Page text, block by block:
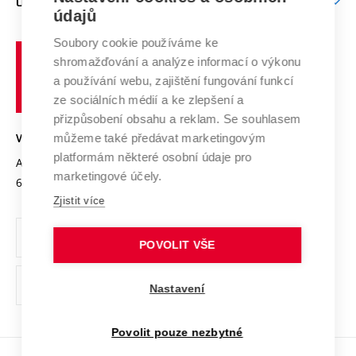
E-přihláška
Doktorské studium
Podpora podnikání
Systém zajišťování kvality výzkumu
Výzkumné infrastruktury
Transfer znalostí
Open Science
Projekty
Projekty ze strukturálních fondů
Specifický výzkum
Zahraniční spolupráce
Spolupráce se školami
Mezinárodní dohody
Univerzitní sítě
Profil univerzity
Udržitelná univerzita
Podnikavá univerzita / ContriBUTe
Bezpečná univerzita
Vyznamenání
Organizační struktura
Ochrana osobních údajů
odkaz)
učení
technické
Brně
VYSOKÉ UČENÍ TECHNICKÉ V BRNĚ
Antonínská 548/1
602 00 Brno
www.vut.cz
vut@vutbr.cz
údajů
Soubory cookie používáme ke
shromažďování a analýze informací o výkonu
a používání webu, zajištění fungování funkcí
ze sociálních médií a ke zlepšení a
přizpůsobení obsahu a reklam. Se souhlasem
můžeme také předávat marketingovým
platformám některé osobní údaje pro
marketingové účely.
Zjistit více
POVOLIT VŠE
Nastavení
Povolit pouze nezbytné